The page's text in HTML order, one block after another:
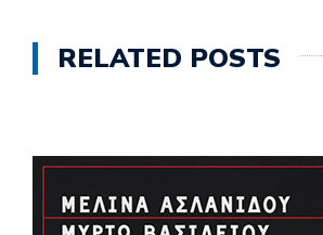
RELATED POSTS